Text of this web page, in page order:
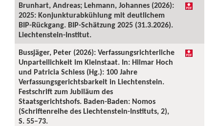
Brunhart, Andreas; Lehmann, Johannes (2026):
2025: Konjunkturabkühlung mit deutlichem
BIP-Rückgang. BIP-Schätzung 2025 (31.3.2026).
Liechtenstein-Institut.
Bussjäger, Peter (2026): Verfassungsrichterliche
Unparteilichkeit im Kleinstaat. In: Hilmar Hoch
und Patricia Schiess (Hg.): 100 Jahre
Verfassungsgerichtsbarkeit in Liechtenstein.
Festschrift zum Jubiläum des
Staatsgerichtshofs. Baden-Baden: Nomos
(Schriftenreihe des Liechtenstein-Instituts, 2),
S. 55–73.